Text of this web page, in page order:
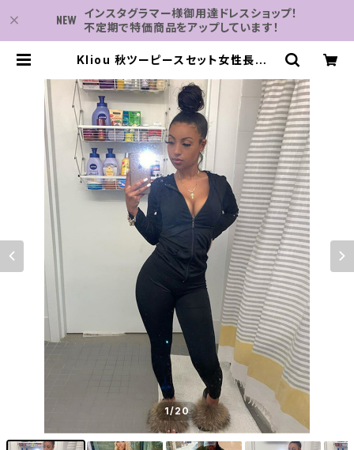
インスタグラマー様御用達ドレスショップ！
不定期で特価商品をアップしています！
Kliou 秋ツーピースセット女性長袖フ
なジャケット + レギンスマッチングセ
ットワークアウトストレッチ衣装 | 子
供服・パーティドレスなら何でも揃う-
2万点～結婚式・卒業式・発表会の為
のドレスショップ
1/20